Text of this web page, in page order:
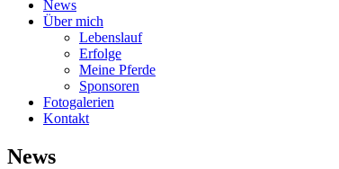
News
Über mich
Lebenslauf
Erfolge
Meine Pferde
Sponsoren
Fotogalerien
Kontakt
News